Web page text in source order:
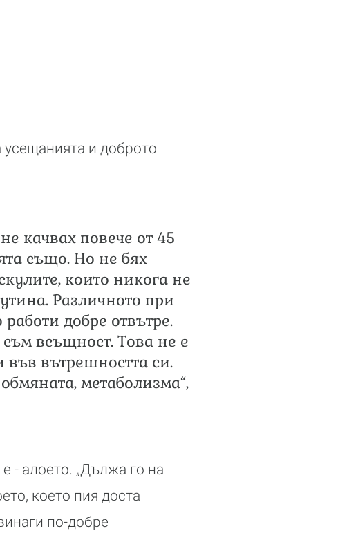
усещанията и доброто
качвах повече от 45
също. Но не бях
които никога не
Различното при
добре отвътре.
всъщност. Това не е
във вътрешността си.
метаболизма“,
- алоето. „Дължа го на
което пия доста
по-добре